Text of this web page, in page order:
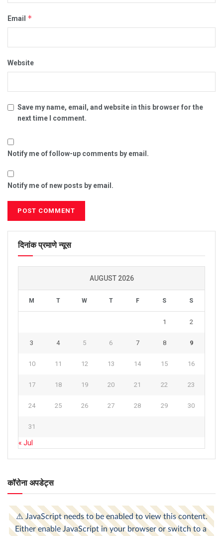
Email *
Website
Save my name, email, and website in this browser for the
next time I comment.
Notify me of follow-up comments by email.
Notify me of new posts by email.
दिनांक प्रमाणे न्यूस
AUGUST 2026
M T W T F S S
1 2
3 4 5 6 7 8 9
10 11 12 13 14 15 16
17 18 19 20 21 22 23
24 25 26 27 28 29 30
31
« Jul
कॉरोना अपडेट्स